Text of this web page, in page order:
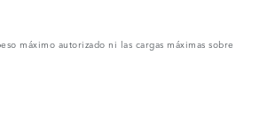
máximo autorizado ni las cargas máximas sobre